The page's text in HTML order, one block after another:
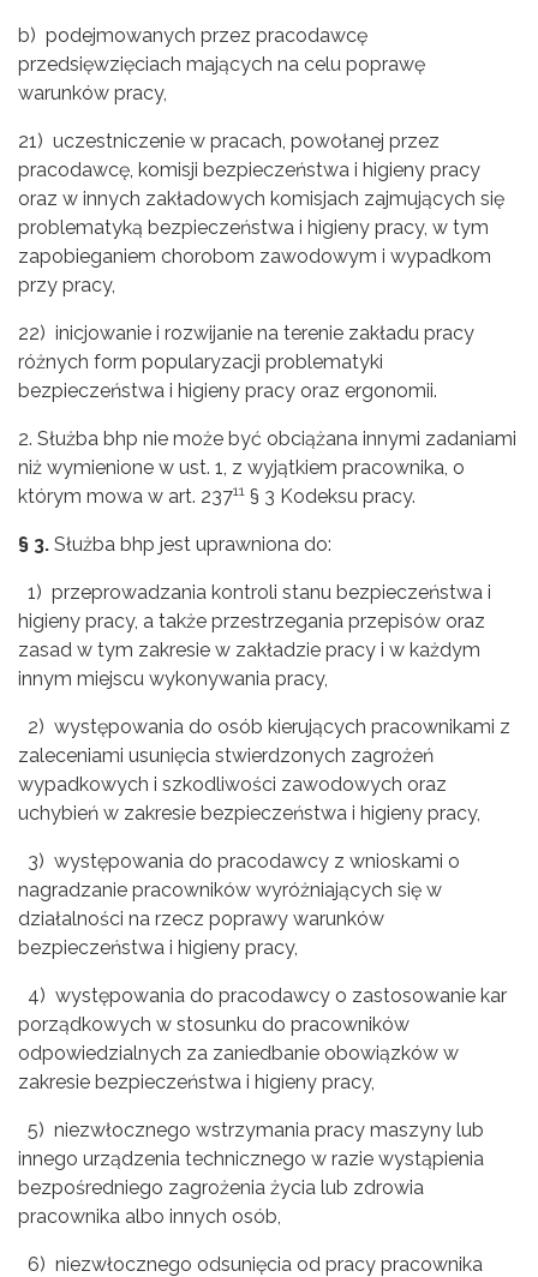
b) podejmowanych przez pracodawcę
przedsięwzięciach mających na celu poprawę
warunków pracy,
21) uczestniczenie w pracach, powołanej przez
pracodawcę, komisji bezpieczeństwa i higieny pracy
oraz w innych zakładowych komisjach zajmujących się
problematyką bezpieczeństwa i higieny pracy, w tym
zapobieganiem chorobom zawodowym i wypadkom
przy pracy,
22) inicjowanie i rozwijanie na terenie zakładu pracy
różnych form popularyzacji problematyki
bezpieczeństwa i higieny pracy oraz ergonomii.
2. Służba bhp nie może być obciążana innymi zadaniami
niż wymienione w ust. 1, z wyjątkiem pracownika, o
którym mowa w art. 23711 § 3 Kodeksu pracy.
§ 3. Służba bhp jest uprawniona do:
1) przeprowadzania kontroli stanu bezpieczeństwa i
higieny pracy, a także przestrzegania przepisów oraz
zasad w tym zakresie w zakładzie pracy i w każdym
innym miejscu wykonywania pracy,
2) występowania do osób kierujących pracownikami z
zaleceniami usunięcia stwierdzonych zagrożeń
wypadkowych i szkodliwości zawodowych oraz
uchybień w zakresie bezpieczeństwa i higieny pracy,
3) występowania do pracodawcy z wnioskami o
nagradzanie pracowników wyróżniających się w
działalności na rzecz poprawy warunków
bezpieczeństwa i higieny pracy,
4) występowania do pracodawcy o zastosowanie kar
porządkowych w stosunku do pracowników
odpowiedzialnych za zaniedbanie obowiązków w
zakresie bezpieczeństwa i higieny pracy,
5) niezwłocznego wstrzymania pracy maszyny lub
innego urządzenia technicznego w razie wystąpienia
bezpośredniego zagrożenia życia lub zdrowia
pracownika albo innych osób,
6) niezwłocznego odsunięcia od pracy pracownika